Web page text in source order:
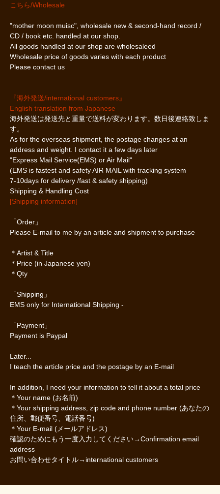
こちら/Wholesale
"mother moon muisc", wholesale new & second-hand record /
CD / book etc. handled at our shop.
All goods handled at our shop are wholesaleed
Wholesale price of goods varies with each product
Please contact us
『海外発送/international customers』
English translation from Japanese
海外発送は発送先と重量で送料が変わります。数日後連絡致しま
す。
As for the overseas shipment, the postage changes at an
address and weight. I contact it a few days later
"Express Mail Service(EMS) or Air Mail"
(EMS is fastest and safety AIR MAIL with tracking system
7-10days for delivery /fast & safety shipping)
Shipping & Handling Cost
[Shipping information]
「Order」
Please E-mail to me by an article and shipment to purchase
＊Artist & Title
＊Price (in Japanese yen)
＊Qty
「Shipping」
EMS only for International Shipping -
「Payment」
Payment is Paypal
Later...
I teach the article price and the postage by an E-mail
In addition, I need your information to tell it about a total price
＊Your name (お名前)
＊Your shipping address, zip code and phone number (あなたの
住所、郵便番号、電話番号)
＊Your E-mail (メールアドレス)
確認のためにもう一度入力してください→Confirmation email
address
お問い合わせタイトル→international customers